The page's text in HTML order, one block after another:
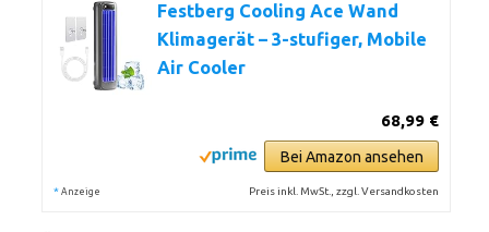
Festberg Cooling Ace Wand
Klimagerät – 3-stufiger, Mobile
Air Cooler
68,99 €
Bei Amazon ansehen
* Anzeige Preis inkl. MwSt., zzgl. Versandkosten